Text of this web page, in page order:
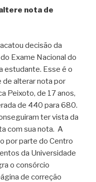
nota de
decisão da
Exame Nacional do
estudante. Esse é o
de alterar nota por
Peixoto, de 17 anos,
de 440 para 680.
ter vista da
com sua nota. A
por parte do Centro
da Universidade
o consórcio
de correção